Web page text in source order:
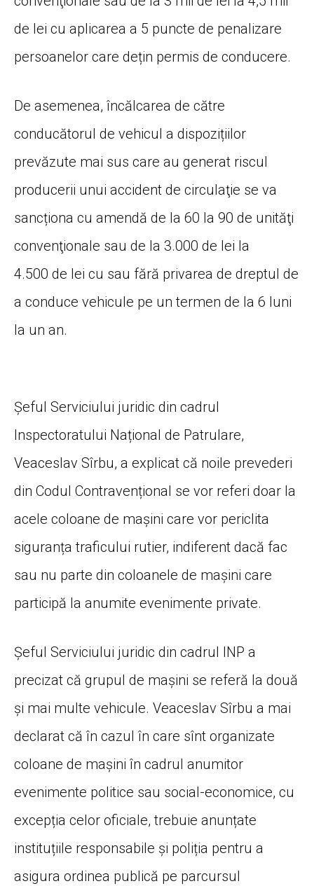
de lei cu aplicarea a 5 puncte de penalizare
persoanelor care dețin permis de conducere.
De asemenea, încălcarea de către
conducătorul de vehicul a dispozițiilor
prevăzute mai sus care au generat riscul
producerii unui accident de circulaţie se va
sancționa cu amendă de la 60 la 90 de unităţi
convenţionale sau de la 3.000 de lei la
4.500 de lei cu sau fără privarea de dreptul de
a conduce vehicule pe un termen de la 6 luni
la un an.
Șeful Serviciului juridic din cadrul
Inspectoratului Național de Patrulare,
Veaceslav Sîrbu, a explicat că noile prevederi
din Codul Contravențional se vor referi doar la
acele coloane de mașini care vor periclita
siguranța traficului rutier, indiferent dacă fac
sau nu parte din coloanele de mașini care
participă la anumite evenimente private.
Șeful Serviciului juridic din cadrul INP a
precizat că grupul de mașini se referă la două
și mai multe vehicule. Veaceslav Sîrbu a mai
declarat că în cazul în care sînt organizate
coloane de mașini în cadrul anumitor
evenimente politice sau social-economice, cu
excepția celor oficiale, trebuie anunțate
instituțiile responsabile și poliția pentru a
asigura ordinea publică pe parcursul